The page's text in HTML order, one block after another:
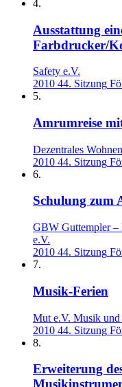
4.
Ausstattung
Farbdrucker/
Safety e.V.
2010 44. Sitzung
5.
Amrumreise
Dezentrales
2010 44. Sitzung
6.
Schulung zum
GBW Guttempler –
e.V.
2010 44. Sitzung
7.
Musik-Ferien
Mut e.V. Musik und
2010 44. Sitzung
8.
Erweiterung